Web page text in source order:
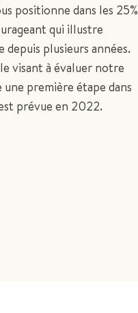
positionne dans les 25%
qui illustre
plusieurs années.
visant à évaluer notre
première étape dans
prévue en 2022.